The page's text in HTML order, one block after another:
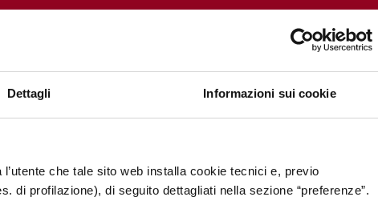
Dettagli Informazioni sui cookie
che tale sito web installa cookie tecnici e, previo
di profilazione), di seguito dettagliati nella sezione “preferenze”.